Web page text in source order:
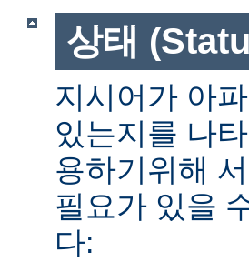
상태
지시어가 아
있는지를 나
용하기위해
필요가 있을
다: